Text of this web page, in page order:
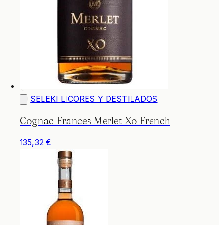
SELEKI LICORES Y DESTILADOS
Cognac Frances Merlet Xo French
135,32 €